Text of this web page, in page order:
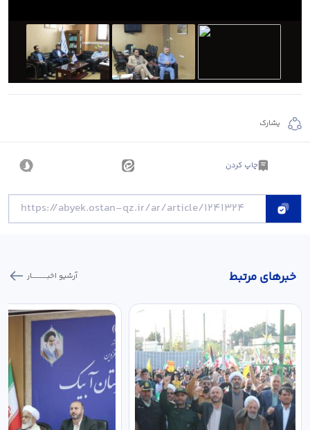
يشارك
چاپ کردن
خبر‌های مرتبط آرشیو اخبـــــــــــار